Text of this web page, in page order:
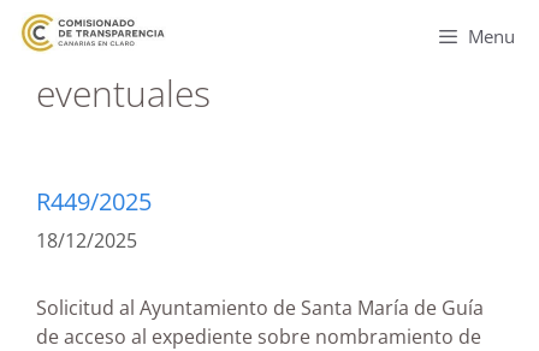
Menu
eventuales
R449/2025
18/12/2025
Solicitud al Ayuntamiento de Santa María de Guía
de acceso al expediente sobre nombramiento de